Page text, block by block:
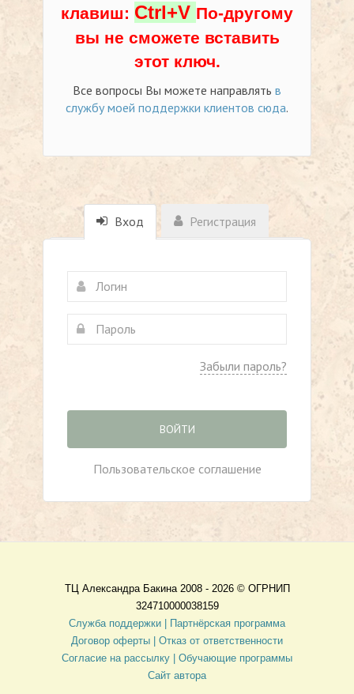
клавиш: Ctrl+V По-другому
вы не сможете вставить
этот ключ.
Все вопросы Вы можете направлять в
службу моей поддержки клиентов сюда.
Вход Регистрация
Забыли пароль?
ВОЙТИ
Пользовательское соглашение
ТЦ Александра Бакина 2008 - 2026 © ОГРНИП
324710000038159
Служба поддержки |
Партнёрская программа
Договор оферты
| Отказ от ответственности
Согласие на рассылку | Обучающие программы
Сайт автора